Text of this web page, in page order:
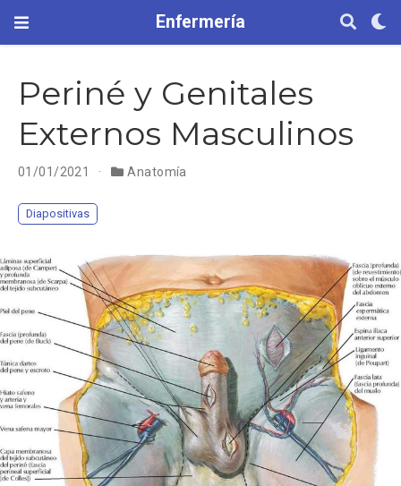
Enfermería
Periné y Genitales
Externos Masculinos
01/01/2021 Anatomía
Diapositivas